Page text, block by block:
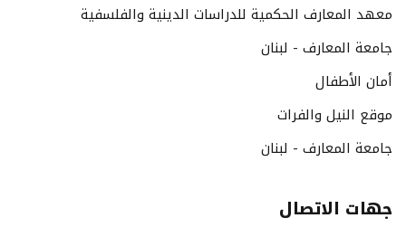
معهد المعارف الحكمية للدراسات الدينية والفلسفية
جامعة المعارف - لبنان
أمان الأطفال
موقع النيل والفرات
جامعة المعارف - لبنان
جهات الاتصال